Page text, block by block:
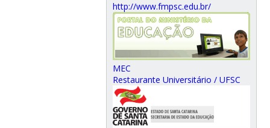
http://www.fmpsc.edu.br/
MEC
Restaurante Universitário / UFSC